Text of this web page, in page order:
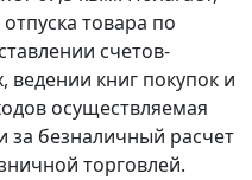
товара по
счетов-
ведении книг покупок и
осуществляемая
за безналичный расчет
торговлей.